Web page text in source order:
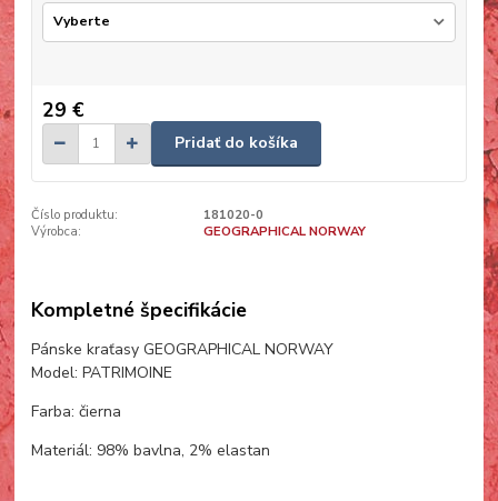
29 €
Pridať do košíka
Číslo produktu:
181020-0
Výrobca:
GEOGRAPHICAL NORWAY
Kompletné špecifikácie
Pánske kraťasy GEOGRAPHICAL NORWAY
Model: PATRIMOINE
Farba: čierna
Materiál: 98% bavlna, 2% elastan